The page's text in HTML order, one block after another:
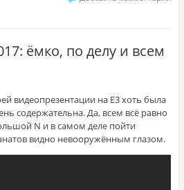
ёмко, по делу и всем
видеопрезентации на E3 хоть была
содержательна. Да, всем всё равно
N и в самом деле пойти
видно невооружённым глазом.